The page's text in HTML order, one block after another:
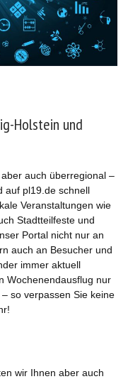
Holstein und
auch überregional –
auf pl19.de schnell
Veranstaltungen wie
Stadtteilfeste und
Portal nicht nur an
auch an Besucher und
immer aktuell
Wochenendausflug nur
so verpassen Sie keine
wir Ihnen aber auch